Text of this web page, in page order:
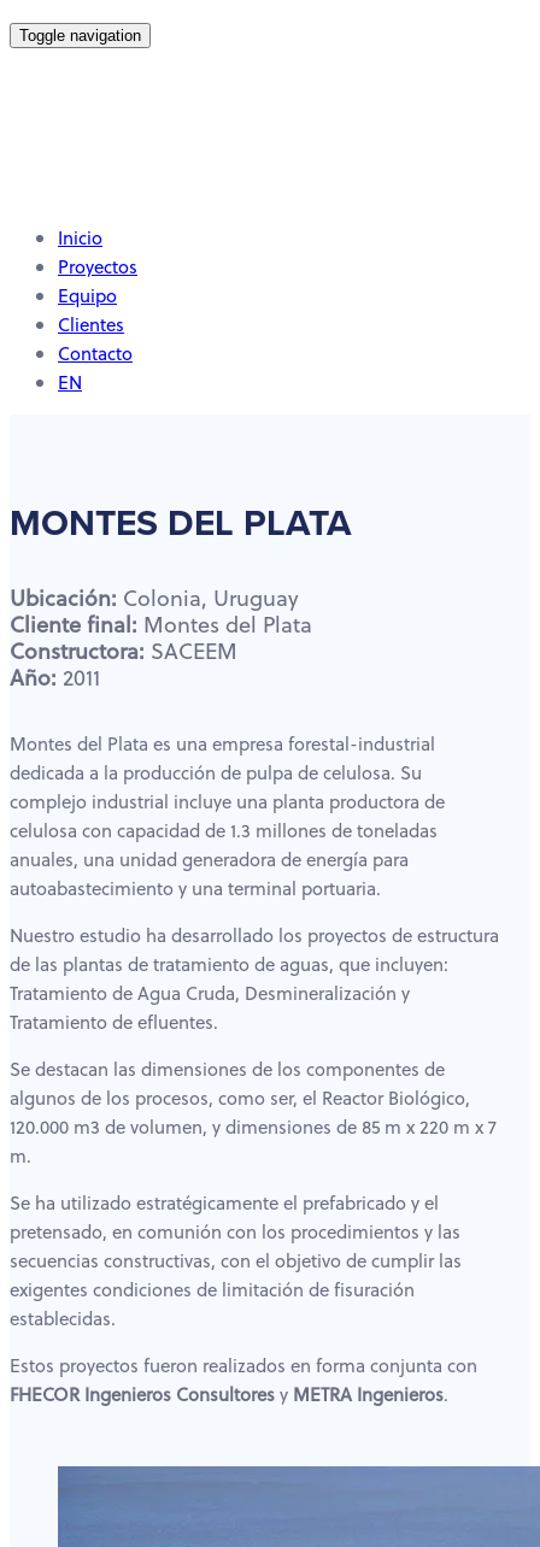
Toggle navigation
Inicio
Proyectos
Equipo
Clientes
Contacto
EN
MONTES DEL PLATA
Ubicación: Colonia, Uruguay
Cliente final: Montes del Plata
Constructora: SACEEM
Año: 2011
Montes del Plata es una empresa forestal-industrial
dedicada a la producción de pulpa de celulosa. Su
complejo industrial incluye una planta productora de
celulosa con capacidad de 1.3 millones de toneladas
anuales, una unidad generadora de energía para
autoabastecimiento y una terminal portuaria.
Nuestro estudio ha desarrollado los proyectos de estructura
de las plantas de tratamiento de aguas, que incluyen:
Tratamiento de Agua Cruda, Desmineralización y
Tratamiento de efluentes.
Se destacan las dimensiones de los componentes de
algunos de los procesos, como ser, el Reactor Biológico,
120.000 m3 de volumen, y dimensiones de 85 m x 220 m x 7
m.
Se ha utilizado estratégicamente el prefabricado y el
pretensado, en comunión con los procedimientos y las
secuencias constructivas, con el objetivo de cumplir las
exigentes condiciones de limitación de fisuración
establecidas.
Estos proyectos fueron realizados en forma conjunta con
FHECOR Ingenieros Consultoresy METRA Ingenieros.